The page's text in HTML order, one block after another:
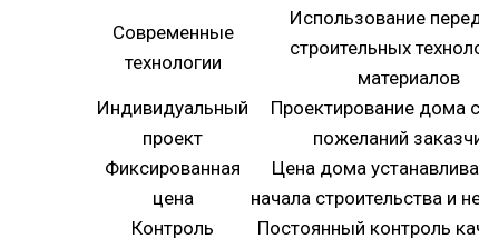
Современные
технологии
Использование
строительных
материалов
Индивидуальный
проект
Проектирование дома
пожеланий
Фиксированная
цена
Цена дома
начала строительства и
Контроль
Постоянный контроль